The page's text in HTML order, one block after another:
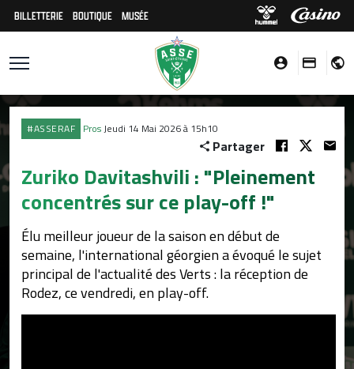
BILLETTERIE BOUTIQUE MUSÉE
#ASSERAF ProsJeudi 14 Mai 2026 à 15h10
Partager
Zuriko Davitashvili : "Pleinement
concentrés sur ce play-off !"
Élu meilleur joueur de la saison en début de
semaine, l'international géorgien a évoqué le sujet
principal de l'actualité des Verts : la réception de
Rodez, ce vendredi, en play-off.